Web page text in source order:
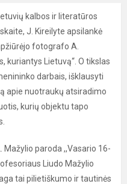
kalbos ir literatūros
J. Kireilyte apsilankė
fotografo A.
kuriantys Lietuvą“. O tikslas
darbais, išklausyti
apie nuotraukų atsiradimo
kurių objektu tapo
paroda ,,Vasario 16-
Liudo Mažylio
tai pilietiškumo ir tautinės